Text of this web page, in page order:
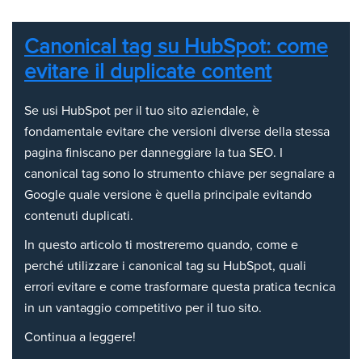
Canonical tag su HubSpot: come
evitare il duplicate content
Se usi HubSpot per il tuo sito aziendale, è
fondamentale evitare che versioni diverse della stessa
pagina finiscano per danneggiare la tua SEO. I
canonical tag sono lo strumento chiave per segnalare a
Google quale versione è quella principale evitando
contenuti duplicati.
In questo articolo ti mostreremo quando, come e
perché utilizzare i canonical tag su HubSpot, quali
errori evitare e come trasformare questa pratica tecnica
in un vantaggio competitivo per il tuo sito.
Continua a leggere!